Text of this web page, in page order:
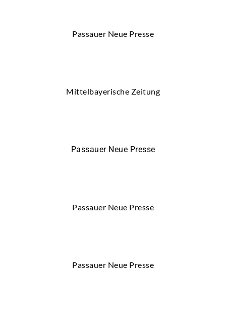
Passauer Neue Presse
Mittelbayerische Zeitung
Passauer Neue Presse
Passauer Neue Presse
Passauer Neue Presse